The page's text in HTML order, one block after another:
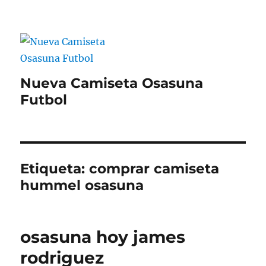
Nueva Camiseta Osasuna
Futbol
Etiqueta:comprar camiseta
hummel osasuna
osasuna hoy james
rodriguez